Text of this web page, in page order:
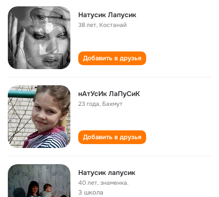
Натусик Лапусик
38 лет, Костанай
Добавить в друзья
нАтУсИк ЛаПуСиК
23 года, Бахмут
Добавить в друзья
Натусик лапусик
40 лет,знаменка.
3 школа